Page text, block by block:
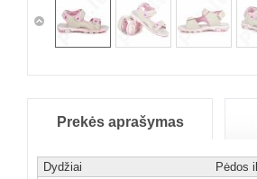
Prekės aprašymas
Dydžiai
Pėdos